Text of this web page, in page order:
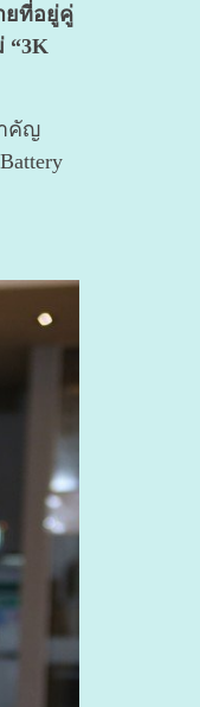
ยที่อยู่คู่
“3K
คัญ